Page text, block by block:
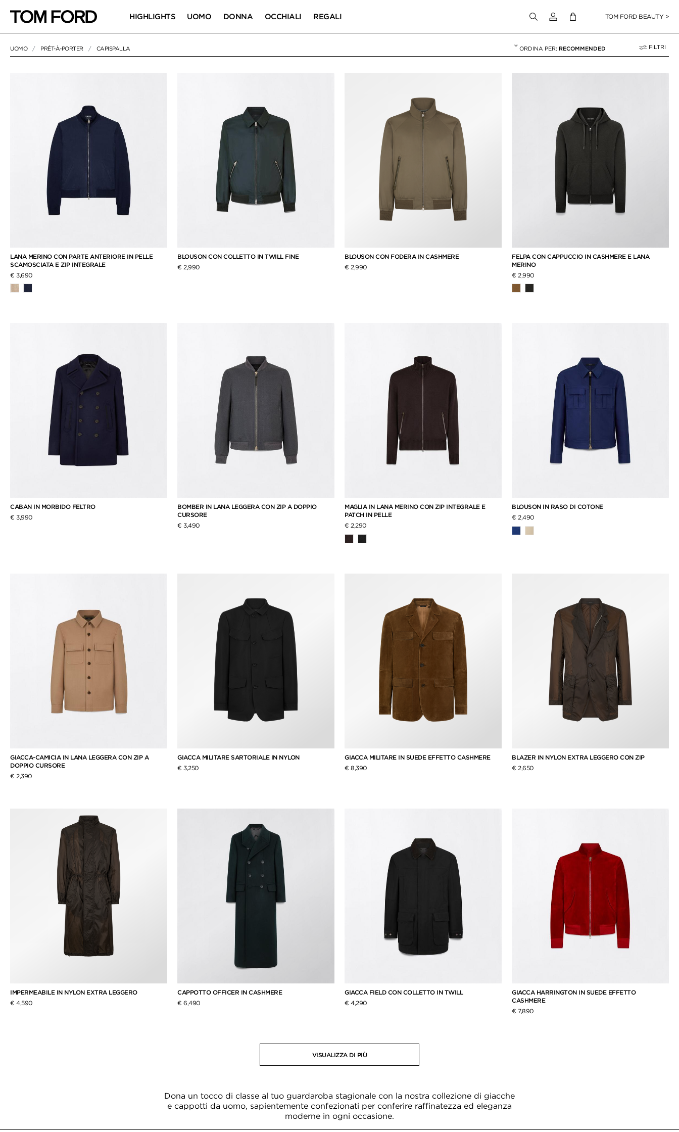
HIGHLIGHTS UOMO DONNA OCCHIALI REGALI Accedi al tuo accountTOM FORD BEAUTY >
UOMO PRÊT-À-PORTER CAPISPALLA RECOMMENDED FILTRI
90 RESULTS FOR> "CAPISPALLA"
LANA MERINO CON PARTE ANTERIORE IN PELLE
SCAMOSCIATA E ZIP INTEGRALE
€ 3,690
BLOUSON CON COLLETTO IN TWILL FINE
€ 2,990
BLOUSON CON FODERA IN CASHMERE
€ 2,990
FELPA CON CAPPUCCIO IN CASHMERE E LANA
MERINO
€ 2,990
CABAN IN MORBIDO FELTRO
€ 3,990
BOMBER IN LANA LEGGERA CON ZIP A DOPPIO
CURSORE
€ 3,490
MAGLIA IN LANA MERINO CON ZIP INTEGRALE E
PATCH IN PELLE
€ 2,290
BLOUSON IN RASO DI COTONE
€ 2,490
GIACCA-CAMICIA IN LANA LEGGERA CON ZIP A
DOPPIO CURSORE
€ 2,390
GIACCA MILITARE SARTORIALE IN NYLON
€ 3,250
GIACCA MILITARE IN SUEDE EFFETTO CASHMERE
€ 8,390
BLAZER IN NYLON EXTRA LEGGERO CON ZIP
€ 2,650
IMPERMEABILE IN NYLON EXTRA LEGGERO
€ 4,590
CAPPOTTO OFFICER IN CASHMERE
€ 6,490
GIACCA FIELD CON COLLETTO IN TWILL
€ 4,290
GIACCA HARRINGTON IN SUEDE EFFETTO
CASHMERE
€ 7,890
VISUALIZZA DI PIÙ
Dona un tocco di classe al tuo guardaroba stagionale con la nostra collezione di giacche
e cappotti da uomo, sapientemente confezionati per conferire raffinatezza ed eleganza
moderne in ogni occasione.